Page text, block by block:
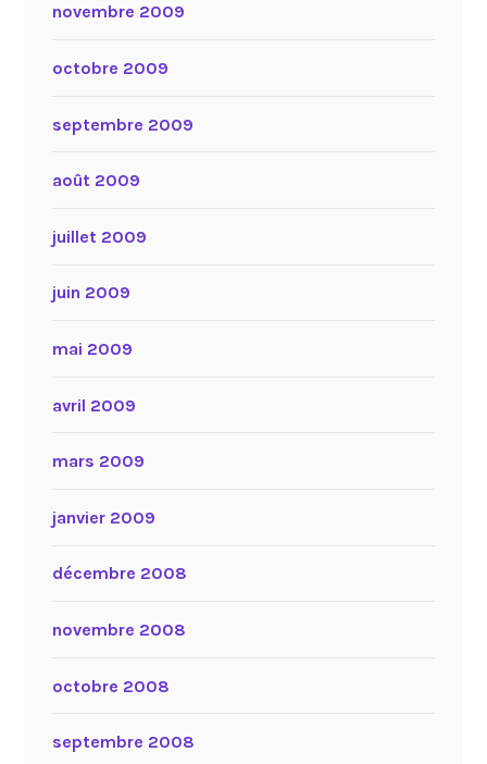
novembre 2009
octobre 2009
septembre 2009
août 2009
juillet 2009
juin 2009
mai 2009
avril 2009
mars 2009
janvier 2009
décembre 2008
novembre 2008
octobre 2008
septembre 2008